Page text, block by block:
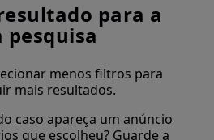
para a
pesquisa
menos filtros para
mais resultados.
caso apareça um anúncio
que escolheu? Guarde a